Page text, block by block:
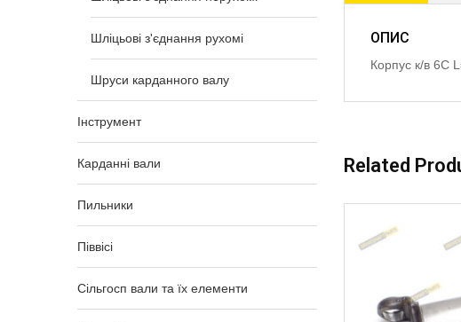
Шліцьові з'єднання рухомі
Шруси карданного валу
Інструмент
Карданні вали
Пильники
Піввісі
Сільгосп вали та їх елементи
ОПИС
Корпус к/в 6C
Related